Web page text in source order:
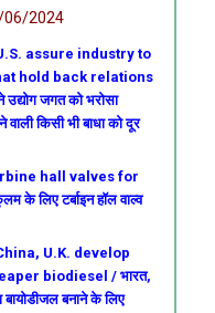
06/2024
assure industry to
hold back relations
जगत को भरोसा
वाली किसी भी बाधा को दूर
hall valves for
लिए टर्बाइन हॉल वाल्व
U.K. develop
biodiesel / भारत,
बनाने के लिए